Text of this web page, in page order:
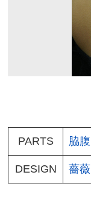
PARTS 脇腹
DESIGN 薔薇